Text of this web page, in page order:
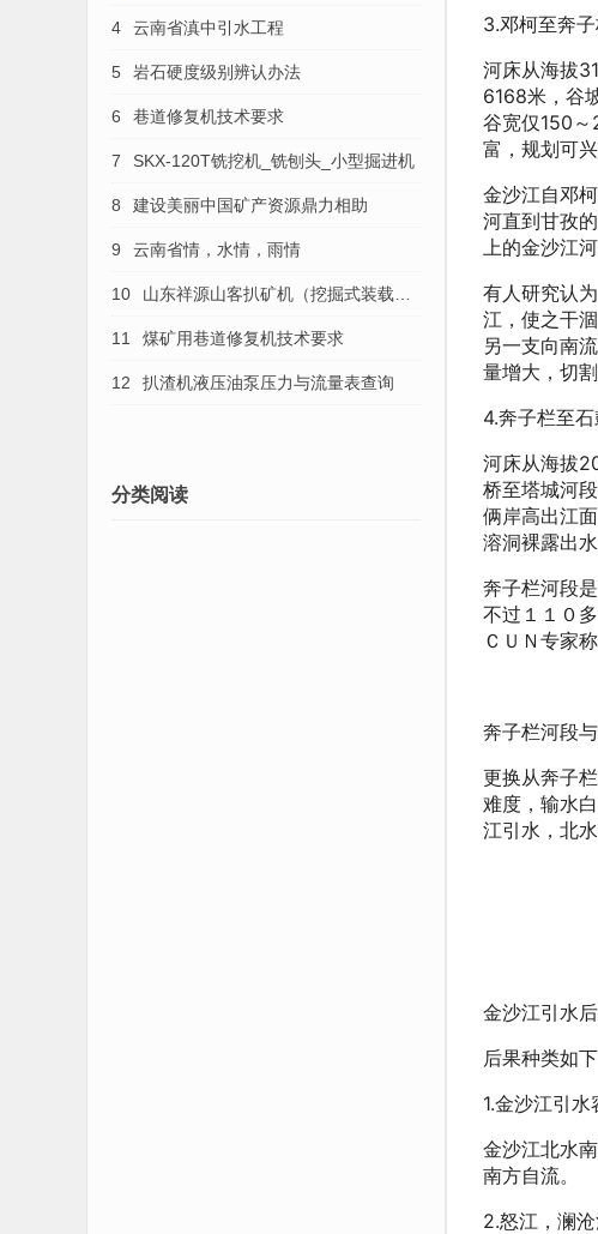
3.邓柯至奔
河床从海拔
6168米，谷
谷宽仅150
富，规划可
金沙江自邓
河直到甘孜
上的金沙江
有人研究认
江，使之干
另一支向南
量增大，切
4.奔子栏至
河床从海拔
桥至塔城河
俩岸高出江
溶洞裸露出
奔子栏河段
不过１１０
ＣＵＮ专家
奔子栏河段
更换从奔子
难度，输水
江引水，北
金沙江引水
后果种类如下
1.金沙江引水
金沙江北水
南方自流。
2.怒江，澜
4 云南省滇中引水工程
5 岩石硬度级别辨认办法
6 巷道修复机技术要求
7 SKX-120T铣挖机_铣刨头_小型掘进机
8 建设美丽中国矿产资源鼎力相助
9 云南省情，水情，雨情
10 山东祥源山客扒矿机（挖掘式装载
机）的维护保养
11 煤矿用巷道修复机技术要求
12 扒渣机液压油泵压力与流量表查询
分类阅读